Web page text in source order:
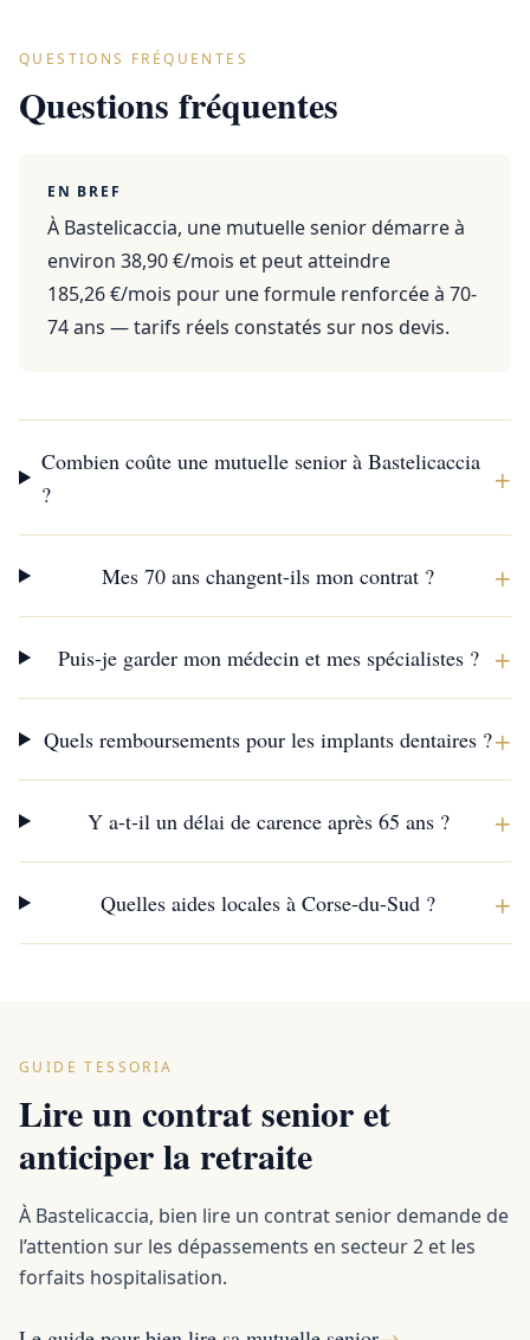
QUESTIONS FRÉQUENTES
Questions fréquentes
EN BREF
À Bastelicaccia, une mutuelle senior démarre à
environ 38,90 €/mois et peut atteindre
185,26 €/mois pour une formule renforcée à 70-
74 ans — tarifs réels constatés sur nos devis.
Combien coûte une mutuelle senior à Bastelicaccia
?
+
Mes 70 ans changent-ils mon contrat ? +
Puis-je garder mon médecin et mes spécialistes ? +
Quels remboursements pour les implants dentaires ?+
Y a-t-il un délai de carence après 65 ans ? +
Quelles aides locales à Corse-du-Sud ? +
GUIDE TESSORIA
Lire un contrat senior et
anticiper la retraite
À Bastelicaccia, bien lire un contrat senior demande de
l’attention sur les dépassements en secteur 2 et les
forfaits hospitalisation.